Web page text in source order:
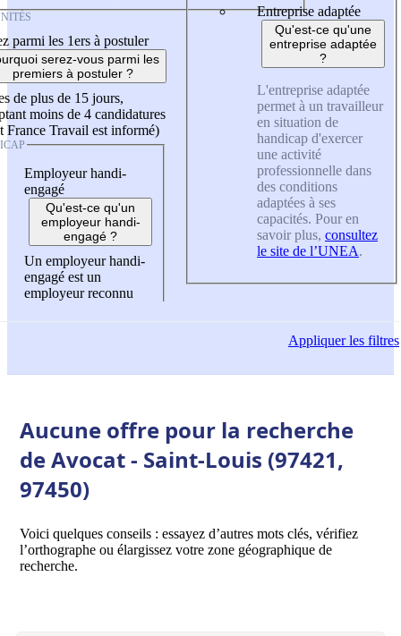
parmi les 1ers à postuler
serez-vous parmi les
premiers à postuler ?
de plus de 15 jours,
moins de 4 candidatures
France Travail est informé)
Employeur handi-
engagé
Qu'est-ce qu'un
employeur handi-
engagé ?
Un employeur handi-
engagé est un
employeur reconnu
Entreprise adaptée
Qu'est-ce qu'une
entreprise adaptée
?
L'entreprise adaptée
permet à un travailleur
en situation de
handicap d'exercer
une activité
professionnelle dans
des conditions
adaptées à ses
capacités. Pour en
savoir plus, consultez
le site de l’UNEA.
Appliquerles filtres
Aucune offre pour la recherche
de Avocat - Saint-Louis (97421,
97450)
Voici quelques conseils : essayez d’autres mots clés, vérifiez
l’orthographe ou élargissez votre zone géographique de
recherche.